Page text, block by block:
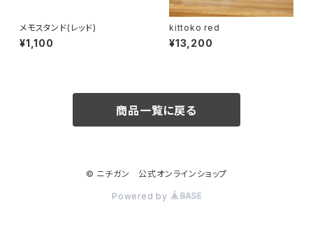
メモスタンド(レッド)
¥1,100
kittoko red
¥13,200
商品一覧に戻る
© ニチガン 公式オンラインショップ
Powered by